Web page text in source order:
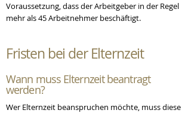
Voraussetzung, dass der Arbeitgeber in der Regel
mehr als 45 Arbeitnehmer beschäftigt.
Fristen bei derElternzeit
Wann muss Elternzeit beantragt
werden?
Wer Elternzeit beanspruchen möchte, muss diese